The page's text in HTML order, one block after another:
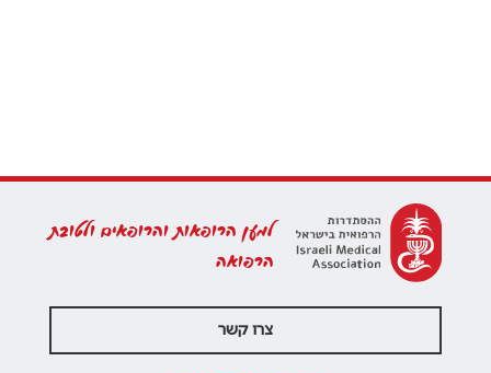
למען הרופאות והרופאים ולטובת
הרפואה
צרו קשר